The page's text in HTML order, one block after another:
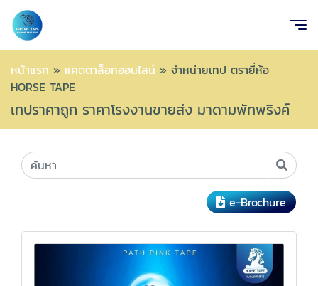
หน้าแรก » แคตตาล็อกออนไลน์ » จำหน่ายเทป ตรายี่ห้อ
HORSE TAPE
เทปราคาถูก ราคาโรงงานขายส่ง มาดามพัทพริงค์
e-Brochure